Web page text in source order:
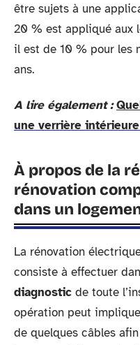
être sujets à une
20 % est appliqué aux
il est de 10 % pour les
ans.
A lire également :
une verrière
À propos de la
rénovation
dans un
La rénovation
consiste à effectuer
diagnostic de toute
opération peut
de quelques câbles